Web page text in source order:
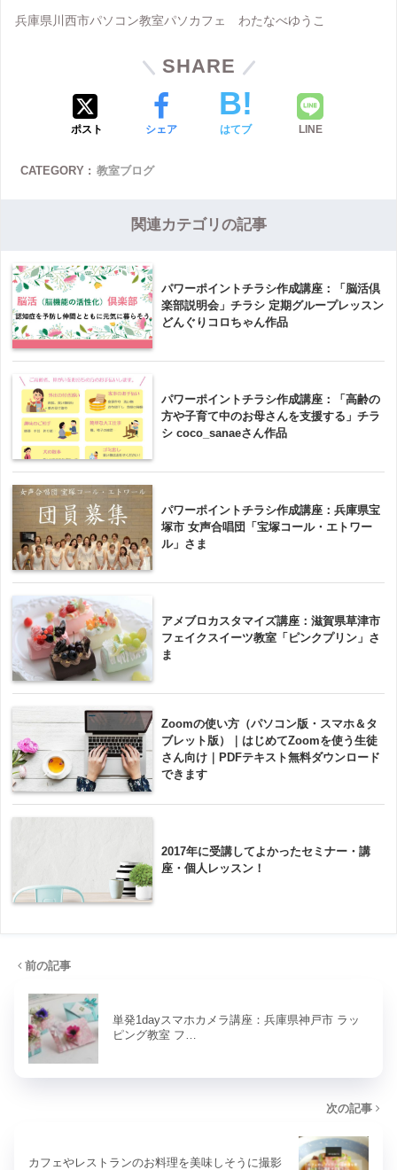
兵庫県川西市パソコン教室パソカフェ わたなべゆうこ
SHARE
ポスト シェア はてブ LINE
CATEGORY : 教室ブログ
関連カテゴリの記事
パワーポイントチラシ作成講座：「脳活倶
楽部説明会」チラシ 定期グループレッスン
どんぐりコロちゃん作品
パワーポイントチラシ作成講座：「高齢の
方や子育て中のお母さんを支援する」チラ
シ coco_sanaeさん作品
パワーポイントチラシ作成講座：兵庫県宝
塚市 女声合唱団「宝塚コール・エトワー
ル」さま
アメブロカスタマイズ講座：滋賀県草津市
フェイクスイーツ教室「ピンクプリン」さ
ま
Zoomの使い方（パソコン版・スマホ＆タ
ブレット版）｜はじめてZoomを使う生徒
さん向け｜PDFテキスト無料ダウンロード
できます
2017年に受講してよかったセミナー・講
座・個人レッスン！
前の記事
単発1dayスマホカメラ講座：兵庫県神戸市 ラッ
ピング教室 フ…
次の記事
カフェやレストランのお料理を美味しそうに撮影